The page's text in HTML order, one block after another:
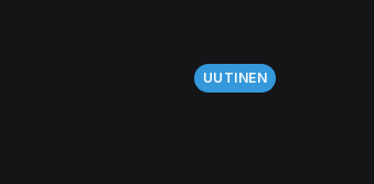
UUTINEN